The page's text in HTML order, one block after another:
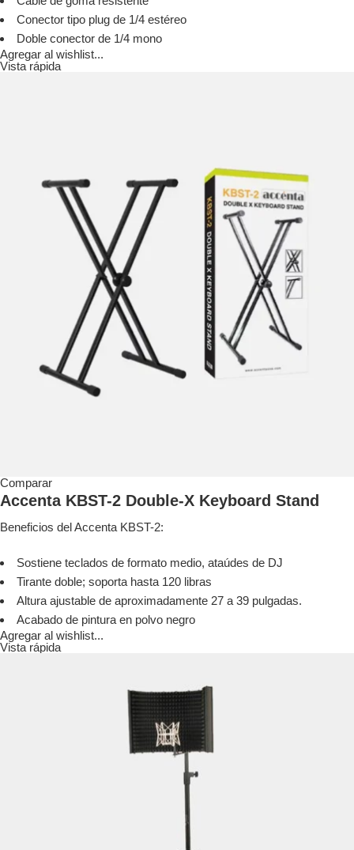
Conector tipo plug de 1/4 estéreo
Doble conector de 1/4 mono
Agregar al wishlist...
Vista rápida
Comparar
Accenta KBST-2 Double-X Keyboard Stand
Beneficios del Accenta KBST-2:
Sostiene teclados de formato medio, ataúdes de DJ
Tirante doble; soporta hasta 120 libras
Altura ajustable de aproximadamente 27 a 39 pulgadas.
Acabado de pintura en polvo negro
Agregar al wishlist...
Vista rápida